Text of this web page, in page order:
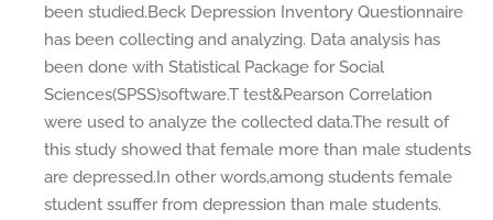
been studied.Beck Depression Inventory Questionnaire
has been collecting and analyzing. Data analysis has
been done with Statistical Package for Social
Sciences(SPSS)software.T test&Pearson Correlation
were used to analyze the collected data.The result of
this study showed that female more than male students
are depressed.In other words,among students female
student ssuffer from depression than male students.